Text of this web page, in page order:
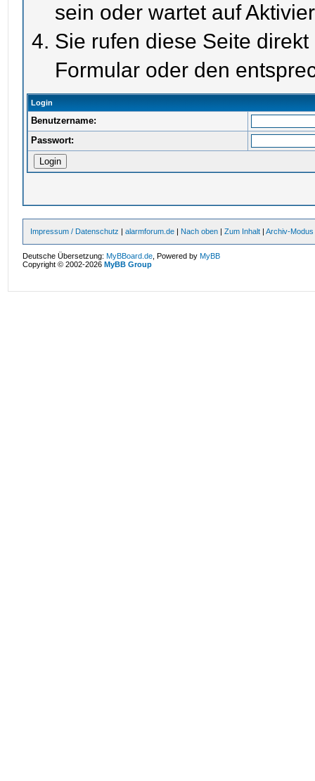
sein oder wartet auf
Sie rufen diese Seite
Formular oder den
Login
Benutzername:
Passwort:
Impressum / Datenschutz |alarmforum.de | Nach oben |Zum Inhalt |Archiv-Modus
Deutsche Übersetzung:MyBBoard.de , Powered byMyBB
Copyright © 2002-2026MyBB Group